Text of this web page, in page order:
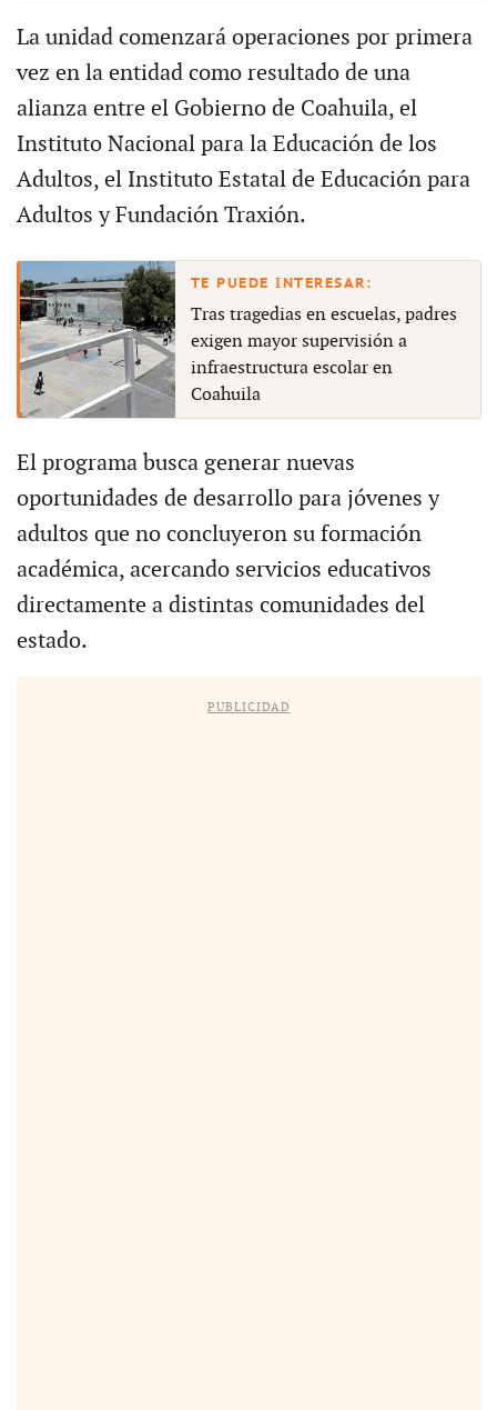
La unidad comenzará operaciones por primera
vez en la entidad como resultado de una
alianza entre el Gobierno de Coahuila, el
Instituto Nacional para la Educación de los
Adultos, el Instituto Estatal de Educación para
Adultos y Fundación Traxión.
Tras tragedias en escuelas, padres
exigen mayor supervisión a
infraestructura escolar en
Coahuila
El programa busca generar nuevas
oportunidades de desarrollo para jóvenes y
adultos que no concluyeron su formación
académica, acercando servicios educativos
directamente a distintas comunidades del
estado.
PUBLICIDAD